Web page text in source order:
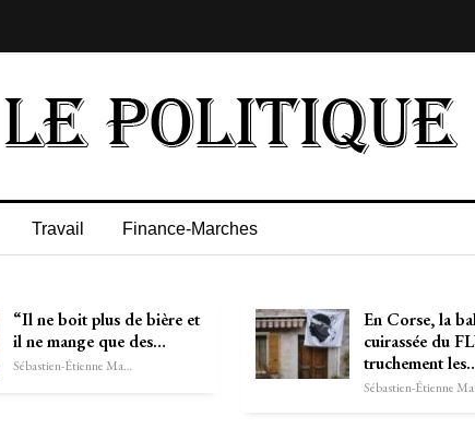
Travail Finance-Marches
“Il ne boit plus de bière et
il ne mange que des…
Sébastien-Étienne Marechal
En Corse, la
cuirassée du
truchement